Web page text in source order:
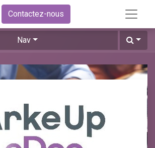
Contactez-nous
Nav